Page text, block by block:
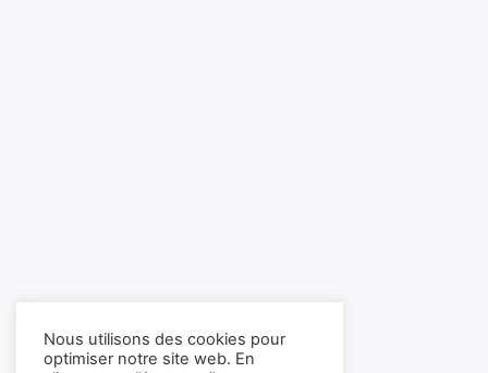
Nous utilisons des cookies pour
optimiser notre site web. En